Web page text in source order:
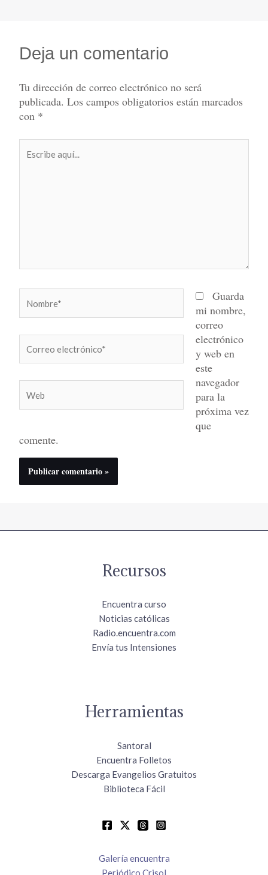
Deja un comentario
Tu dirección de correo electrónico no será
publicada. Los campos obligatorios están marcados
con *
aquí...
electrónico*
Guarda
mi nombre,
correo
electrónico
y web en
este
navegador
para la
próxima vez
que
comente.
Recursos
Encuentra curso
Noticias católicas
Radio.encuentra.com
Envía tus Intensiones
Herramientas
Santoral
Encuentra Folletos
Descarga Evangelios Gratuitos
Biblioteca Fácil
Galería encuentra
Periódico Crisol